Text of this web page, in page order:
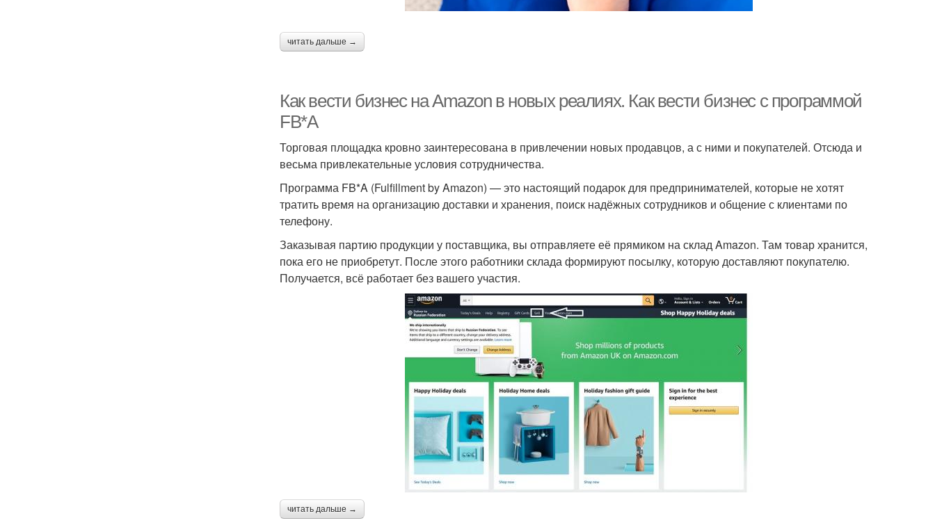
читать дальше →
Как вести бизнес на Amazon в новых реалиях. Как вести бизнес с программой
FB*A
Торговая площадка кровно заинтересована в привлечении новых продавцов, а с ними и покупателей. Отсюда и
весьма привлекательные условия сотрудничества.
Программа FB*A (Fulfillment by Amazon) — это настоящий подарок для предпринимателей, которые не хотят
тратить время на организацию доставки и хранения, поиск надёжных сотрудников и общение с клиентами по
телефону.
Заказывая партию продукции у поставщика, вы отправляете её прямиком на склад Amazon. Там товар хранится,
пока его не приобретут. После этого работники склада формируют посылку, которую доставляют покупателю.
Получается, всё работает без вашего участия.
читать дальше →